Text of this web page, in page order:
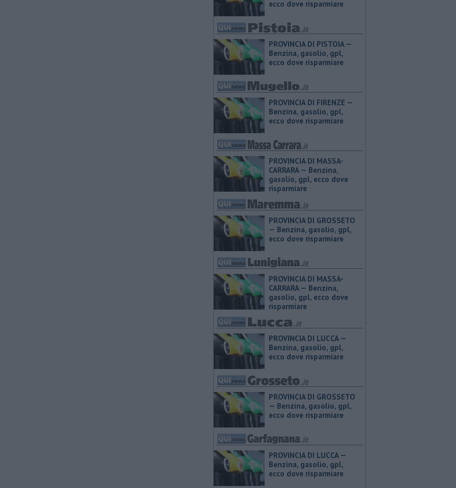
ecco dove risparmiare
PROVINCIA DI PISTOIA — ​
Benzina, gasolio, gpl,
ecco dove risparmiare
PROVINCIA DI FIRENZE — ​
Benzina, gasolio, gpl,
ecco dove risparmiare
PROVINCIA DI MASSA-
CARRARA — ​Benzina,
gasolio, gpl, ecco dove
risparmiare
PROVINCIA DI GROSSETO
— ​Benzina, gasolio, gpl,
ecco dove risparmiare
PROVINCIA DI MASSA-
CARRARA — ​Benzina,
gasolio, gpl, ecco dove
risparmiare
PROVINCIA DI LUCCA — ​
Benzina, gasolio, gpl,
ecco dove risparmiare
PROVINCIA DI GROSSETO
— ​Benzina, gasolio, gpl,
ecco dove risparmiare
PROVINCIA DI LUCCA — ​
Benzina, gasolio, gpl,
ecco dove risparmiare